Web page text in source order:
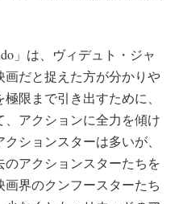
」は、ヴィデュト・ジャ
だと捉えた方が分かりや
限まで引き出すために、
アクションに全力を傾け
ションスターは多いが、
アクションスターたちを
界のクンフースターたち